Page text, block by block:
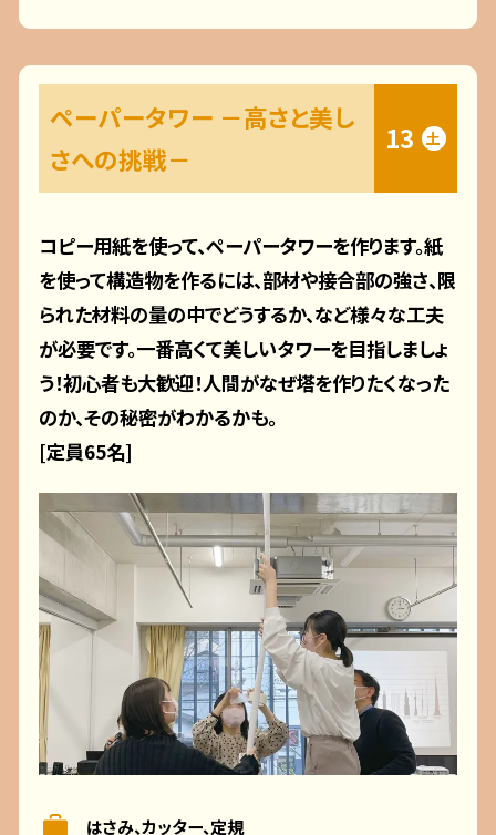
ペーパータワー －高さと美し
さへの挑戦－
13 土
コピー用紙を使って、ペーパータワーを作ります。紙
を使って構造物を作るには、部材や接合部の強さ、限
られた材料の量の中でどうするか、など様々な工夫
が必要です。一番高くて美しいタワーを目指しましょ
う！初心者も大歓迎！人間がなぜ塔を作りたくなった
のか、その秘密がわかるかも。
[定員65名]
はさみ、カッター、定規